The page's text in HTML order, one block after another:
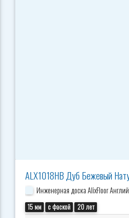
ALX1018HB Дуб Бежевый
Инженерная доска AlixFloor
15 мм с фаской 20 лет